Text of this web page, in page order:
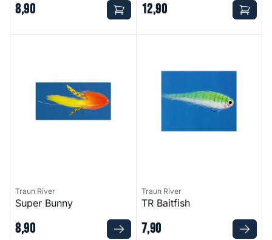
8,90 12,90
Traun River
Super Bunny
8,90
Traun River
TR Baitfish
7,90